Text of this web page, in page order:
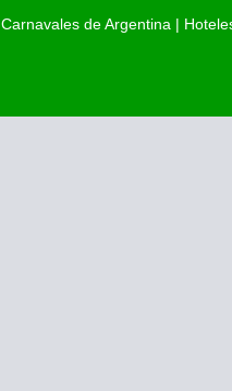
Carnavales de Argentina |